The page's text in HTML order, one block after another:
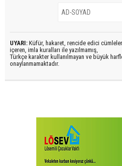
UYARI: Küfür, hakaret, rencide edici
içeren, imla kuralları ile yazılmamış,
Türkçe karakter kullanılmayan ve büyük
onaylanmamaktadır.